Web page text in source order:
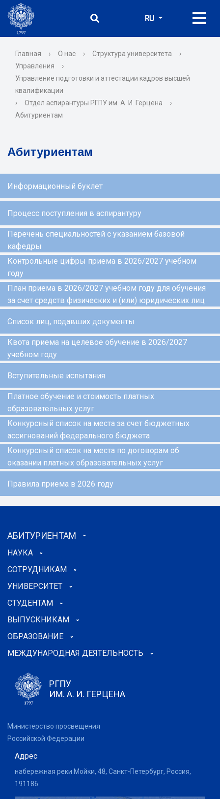
RU
Главная › О нас › Структура университета
›
Управления
›
Управление подготовки и аттестации кадров высшей
квалификации
›
Отдел аспирантуры РГПУ им. А. И. Герцена
›
Абитуриентам
Абитуриентам
Информационный буклет
Процесс поступления в аспирантуру
Перечень специальностей с указанием базовой
кафедры
Контрольные цифры приема в 2026/2027 учебном
году
План приема в 2026/2027 учебном году для обучения
за счет средств физических и (или) юридических лиц
Список лиц, подавших документы
Квота приема на целевое обучение в 2026/2027
учебном году
Вступительные испытания
Платное обучение и стоимость платных
образовательных услуг
Конкурсный список на места за счет бюджетных
ассигнований федерального бюджета
Конкурсный список на места по договорам об
оказании платных образовательных услуг
Правила приема в 2026 году
АБИТУРИЕНТАМ
НАУКА
СОТРУДНИКАМ
УНИВЕРСИТЕТ
СТУДЕНТАМ
ВЫПУСКНИКАМ
ОБРАЗОВАНИЕ
МЕЖДУНАРОДНАЯ ДЕЯТЕЛЬНОСТЬ
РГПУ
ИМ. А. И. ГЕРЦЕНА
Министерство просвещения
Российской Федерации
Адрес
набережная реки Мойки, 48, Санкт-Петербург, Россия,
191186